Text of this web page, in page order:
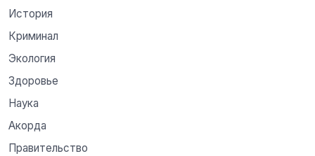
История
Криминал
Экология
Здоровье
Наука
Акорда
Правительство